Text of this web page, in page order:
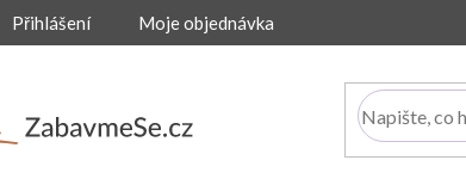
Přihlášení Moje objednávka